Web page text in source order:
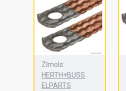
Zīmols:
HERTH+BUSS
ELPARTS